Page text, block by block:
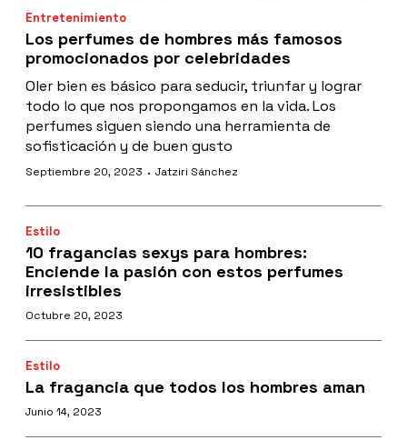
Entretenimiento
Los perfumes de hombres más famosos
promocionados por celebridades
Oler bien es básico para seducir, triunfar y lograr
todo lo que nos propongamos en la vida. Los
perfumes siguen siendo una herramienta de
sofisticación y de buen gusto
Septiembre 20, 2023 · Jatziri Sánchez
Estilo
10 fragancias sexys para hombres:
Enciende la pasión con estos perfumes
irresistibles
Octubre 20, 2023
Estilo
La fragancia que todos los hombres aman
Junio 14, 2023